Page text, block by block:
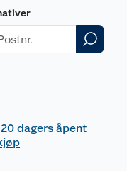
dagers åpent